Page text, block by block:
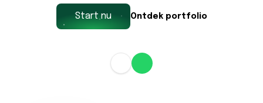
Start nu Ontdek portfolio